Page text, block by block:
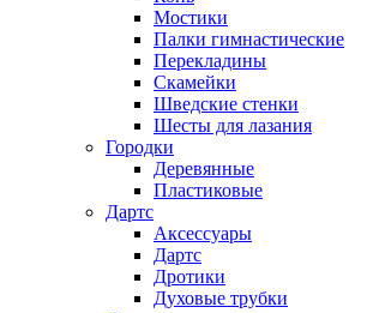
Мостики
Палки гимнастические
Перекладины
Скамейки
Шведские стенки
Шесты для лазания
Городки
Деревянные
Пластиковые
Дартс
Аксессуары
Дартс
Дротики
Духовые трубки